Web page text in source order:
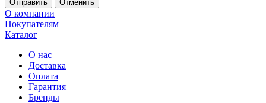
Отменить
О компании
Покупателям
Каталог
О нас
Доставка
Оплата
Гарантия
Бренды